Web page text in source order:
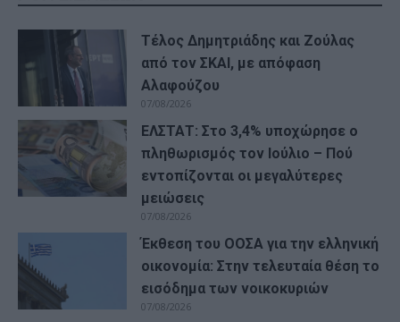
Τέλος Δημητριάδης και Ζούλας
από τον ΣΚΑΙ, με απόφαση
Αλαφούζου
07/08/2026
ΕΛΣΤΑΤ: Στο 3,4% υποχώρησε ο
πληθωρισμός τον Ιούλιο – Πού
εντοπίζονται οι μεγαλύτερες
μειώσεις
07/08/2026
Έκθεση του ΟΟΣΑ για την ελληνική
οικονομία: Στην τελευταία θέση το
εισόδημα των νοικοκυριών
07/08/2026